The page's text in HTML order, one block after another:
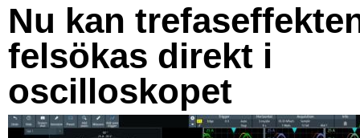
Nu kan
felsökas direkt i
oscilloskopet